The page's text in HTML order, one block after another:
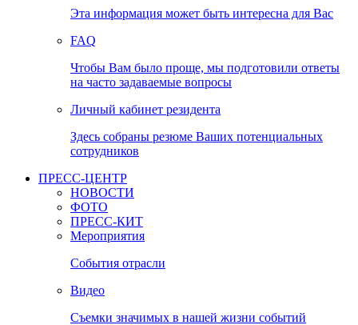
Эта информация может быть интересна для Вас
FAQ
Чтобы Вам было проще, мы подготовили ответы
на часто задаваемые вопросы
Личный кабинет резидента
Здесь собраны резюме Ваших потенциальных
сотрудников
ПРЕСС-ЦЕНТР
НОВОСТИ
ФОТО
ПРЕСС-КИТ
Мероприятия
События отрасли
Видео
Съемки значимых в нашей жизни событий